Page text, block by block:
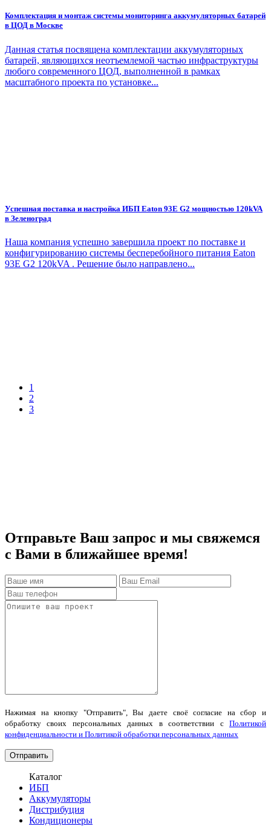
Комплектация и монтаж системы мониторинга аккумуляторных батарей
в ЦОД в Москве
Данная статья посвящена комплектации аккумуляторных
батарей, являющихся неотъемлемой частью инфраструктуры
любого современного ЦОД, выполненной в рамках
масштабного проекта по установке...
Успешная поставка и настройка ИБП Eaton 93E G2 мощностью 120kVA
в Зеленоград
Наша компания успешно завершила проект по поставке и
конфигурированию системы бесперебойного питания Eaton
93E G2 120kVA . Решение было направлено...
1
2
3
Отправьте Ваш запрос и мы свяжемся
с Вами в ближайшее время!
Нажимая на кнопку "Отправить", Вы даете своё согласие на сбор и
обработку своих персональных данных в соответствии с Политикой
конфиденциальности и Политикой обработки персональных данных
Каталог
ИБП
Аккумуляторы
Дистрибуция
Кондиционеры